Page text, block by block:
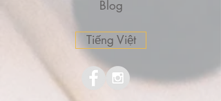
Blog
Tiếng Việt